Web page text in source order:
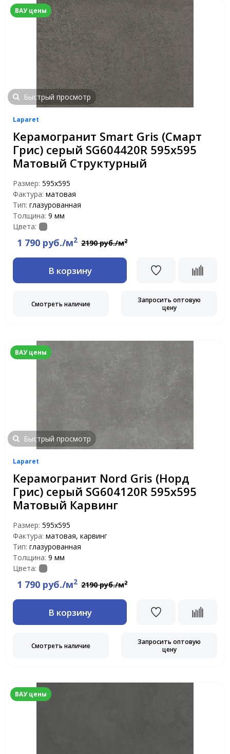
ВАУ цены
Быстрый просмотр
Laparet
Керамогранит Smart Gris (Смарт
Грис) серый SG604420R 595x595
Матовый Структурный
Размер: 595x595
Фактура: матовая
Тип: глазурованная
Толщина: 9 мм
Цвета:
1 790 руб./м2 2190 руб./м2
В корзину
Смотреть наличие
Запросить оптовую
цену
ВАУ цены
Быстрый просмотр
Laparet
Керамогранит Nord Gris (Норд
Грис) серый SG604120R 595x595
Матовый Карвинг
Размер: 595x595
Фактура: матовая, карвинг
Тип: глазурованная
Толщина: 9 мм
Цвета:
1 790 руб./м2 2190 руб./м2
В корзину
Смотреть наличие
Запросить оптовую
цену
ВАУ цены